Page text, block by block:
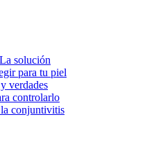
solución
para tu piel
verdades
controlarlo
conjuntivitis